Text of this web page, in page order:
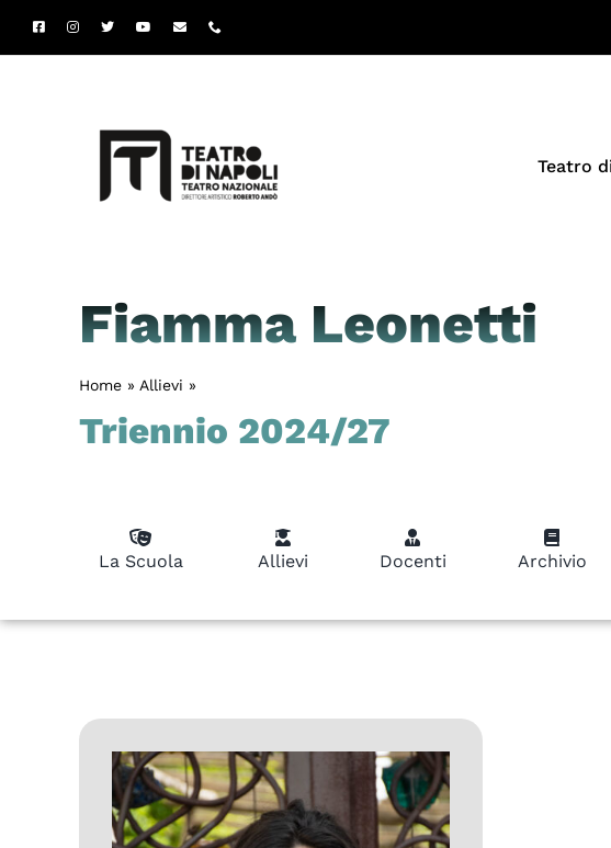
Teatro
Fiamma Leonetti
Home» Allievi »
Triennio 2024/27
La Scuola Allievi Docenti Archivio